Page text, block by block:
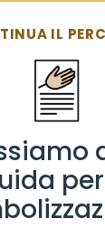
IL